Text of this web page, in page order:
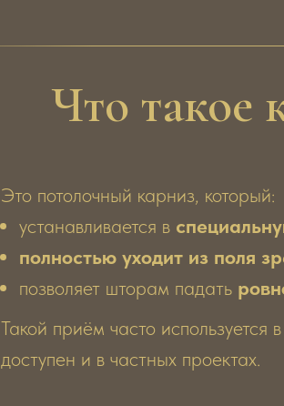
Что такое
Это потолочный карниз, который:
устанавливается в
полностью уходит из поля
позволяет шторам падать
Такой приём часто
доступен и в частных проектах.